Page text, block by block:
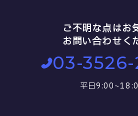
ご不明な点はお
お問い合わせく
03-
平日